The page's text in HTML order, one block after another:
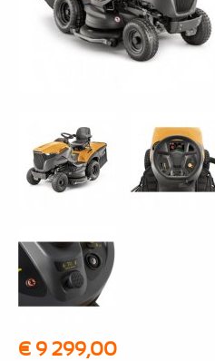
€ 9 299,00